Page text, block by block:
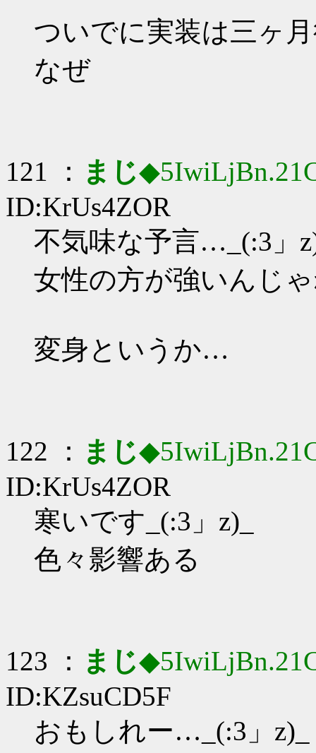
ついでに実装は三ヶ
なぜ
121 ： まじ
ID:KrUs4ZOR
不気味な予言…_(:3」
女性の方が強いんじ
変身というか…
122 ： まじ
ID:KrUs4ZOR
寒いです_(:3」z)_
色々影響ある
123 ： まじ
ID:KZsuCD5F
おもしれー…_(:3」z)_